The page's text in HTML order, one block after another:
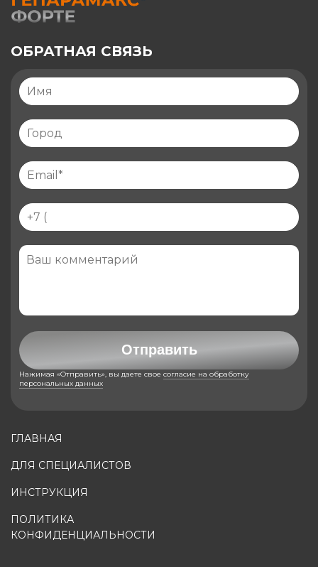
ГЛАВНАЯ
ДЛЯ СПЕЦИАЛИСТОВ
ИНСТРУКЦИЯ
ПОЛИТИКА
КОНФИДЕНЦИАЛЬНОСТИ
ОБРАТНАЯ СВЯЗЬ
Отправить
Нажимая «Отправить», вы даете свое согласие на обработку
персональных данных